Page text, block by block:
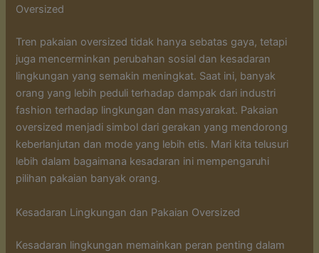
Oversized
Tren pakaian oversized tidak hanya sebatas gaya, tetapi
juga mencerminkan perubahan sosial dan kesadaran
lingkungan yang semakin meningkat. Saat ini, banyak
orang yang lebih peduli terhadap dampak dari industri
fashion terhadap lingkungan dan masyarakat. Pakaian
oversized menjadi simbol dari gerakan yang mendorong
keberlanjutan dan mode yang lebih etis. Mari kita telusuri
lebih dalam bagaimana kesadaran ini mempengaruhi
pilihan pakaian banyak orang.
Kesadaran Lingkungan dan Pakaian Oversized
Kesadaran lingkungan memainkan peran penting dalam